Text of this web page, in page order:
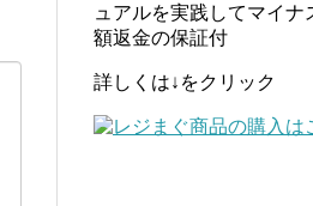
ュアルを実践してマイナ
額返金の保証付
詳しくは↓をクリック